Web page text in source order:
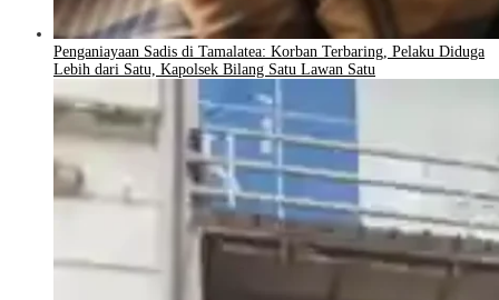
Penganiayaan Sadis di Tamalatea: Korban Terbaring, Pelaku Diduga
Lebih dari Satu, Kapolsek Bilang Satu Lawan Satu